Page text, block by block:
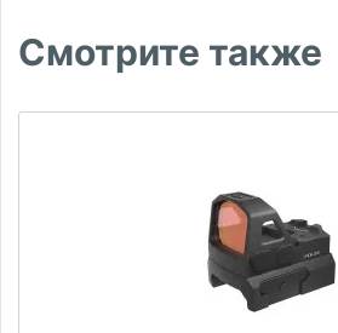
Смотрите также